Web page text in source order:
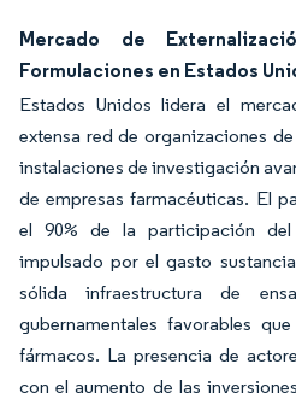
Imagen © Mordor Intelligence. El uso
Mercado de
Formulaciones en Estados
Estados Unidos lidera el
extensa red de organizaciones
instalaciones de investigación
de empresas farmacéuticas. El
el 90% de la participación del
impulsado por el gasto
sólida infraestructura de
gubernamentales favorables
fármacos. La presencia de
con el aumento de las